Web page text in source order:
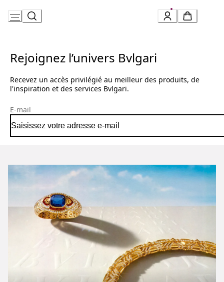
Content
Rejoignez l’univers Bvlgari
Recevez un accès privilégié au meilleur des produits, de
l'inspiration et des services Bvlgari.
E-mail